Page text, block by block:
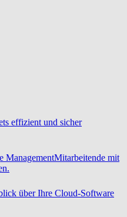
effizient und sicher
ManagementMitarbeitende mit
über Ihre Cloud-Software